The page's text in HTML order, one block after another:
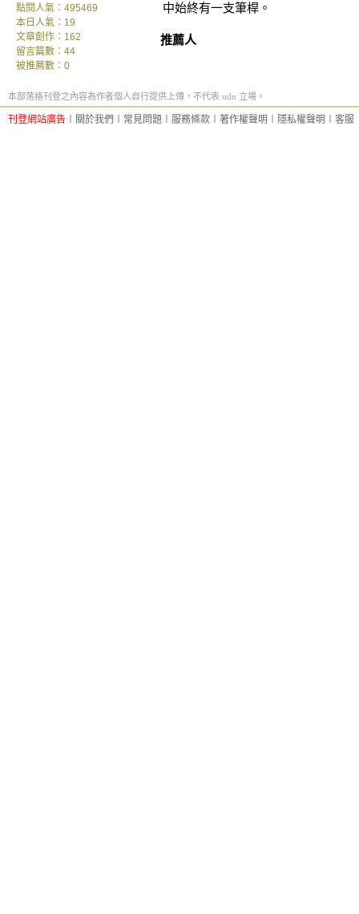
點閱人氣：495469
本日人氣：19
文章創作：162
留言篇數：44
被推薦數： 0
中始終有一支筆桿。
推薦人
本部落格刊登之內容為作者個人自行提供上傳，不代表 udn 立場。
刊登網站廣告 關於我們 常見問題 服務條款 著作權聲明 隱私權聲明 客服